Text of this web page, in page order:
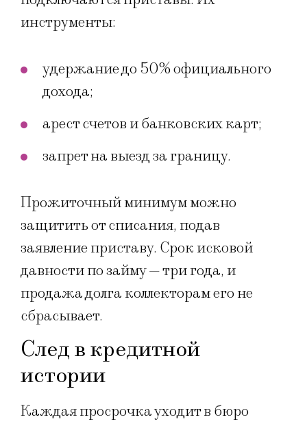
инструменты:
удержание до 50% официального
дохода;
арест счетов и банковских карт;
запрет на выезд за границу.
Прожиточный минимум можно
защитить от списания, подав
заявление приставу. Срок исковой
давности по займу — три года, и
продажа долга коллекторам его не
сбрасывает.
След в кредитной
истории
Каждая просрочка уходит в бюро